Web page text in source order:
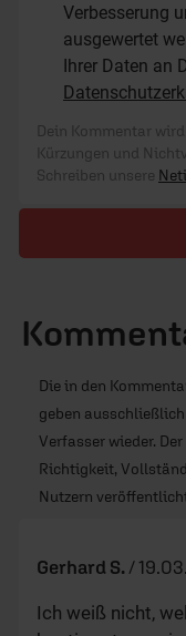
Verbesserung
ausgewertet
Ihrer Daten an
Dein Kommentar
Kürzungen und
Schreiben unsere
Die in den
geben
Verfasser wieder.
Richtigkeit,
Nutzern
Gerhard S. /
Ich weiß nicht,